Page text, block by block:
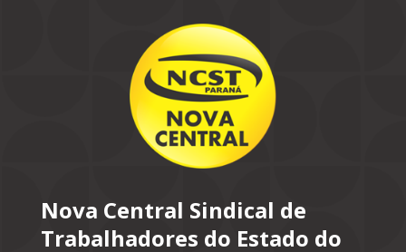
Nova Central Sindical de
Trabalhadores do Estado do